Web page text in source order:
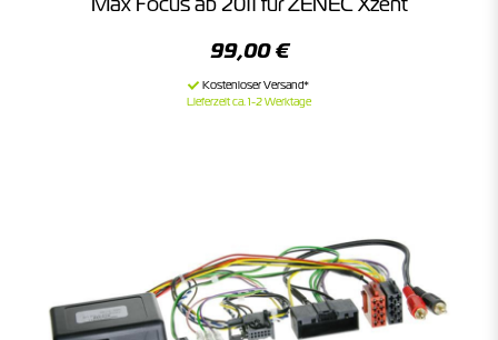
99,00 €
Lieferzeit ca. 1-2 Werktage